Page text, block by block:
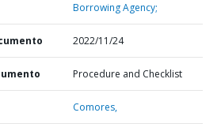
Borrowing Agency;
2022/11/24
Procedure and Checklist
Comores,